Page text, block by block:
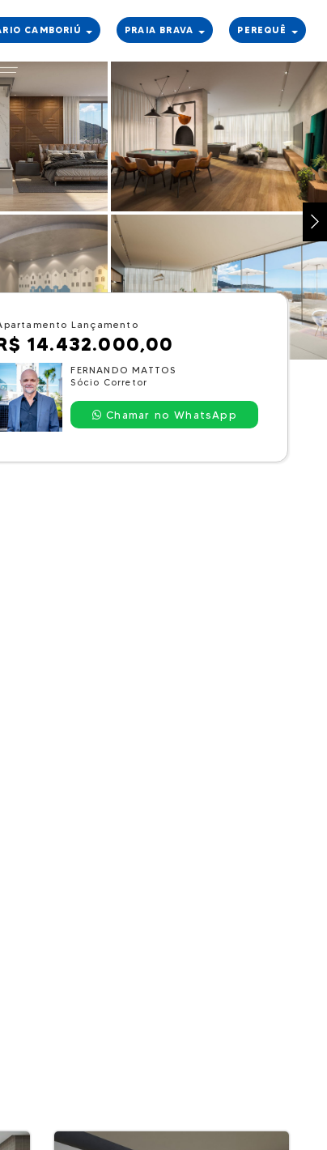
CAMBORIÚ PRAIA BRAVA PEREQUÊ
Lançamento
14.432.000,00
FERNANDO MATTOS
Sócio Corretor
Chamar no WhatsApp